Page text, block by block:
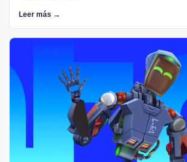
Leer más →